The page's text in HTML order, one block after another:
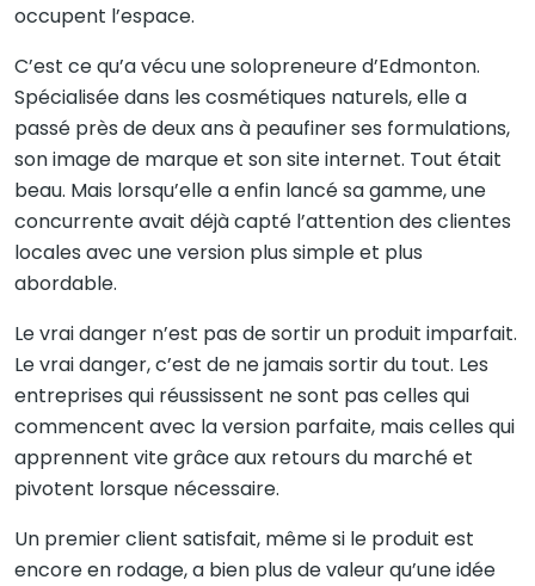
occupent l’espace.
C’est ce qu’a vécu une solopreneure d’Edmonton.
Spécialisée dans les cosmétiques naturels, elle a
passé près de deux ans à peaufiner ses formulations,
son image de marque et son site internet. Tout était
beau. Mais lorsqu’elle a enfin lancé sa gamme, une
concurrente avait déjà capté l’attention des clientes
locales avec une version plus simple et plus
abordable.
Le vrai danger n’est pas de sortir un produit imparfait.
Le vrai danger, c’est de ne jamais sortir du tout. Les
entreprises qui réussissent ne sont pas celles qui
commencent avec la version parfaite, mais celles qui
apprennent vite grâce aux retours du marché et
pivotent lorsque nécessaire.
Un premier client satisfait, même si le produit est
encore en rodage, a bien plus de valeur qu’une idée